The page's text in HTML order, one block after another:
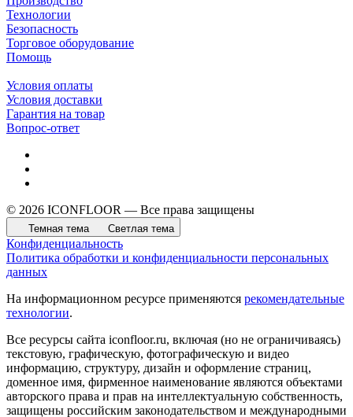
Технологии
Безопасность
Торговое оборудование
Помощь
Условия оплаты
Условия доставки
Гарантия на товар
Вопрос-ответ
© 2026 ICONFLOOR — Все права защищены
Темная тема Светлая тема
Конфиденциальность
Политика обработки и конфиденциальности персональных
данных
На информационном ресурсе применяются рекомендательные
технологии.
Все ресурсы сайта iconfloor.ru, включая (но не ограничиваясь)
текстовую, графическую, фотографическую и видео
информацию, структуру, дизайн и оформление страниц,
доменное имя, фирменное наименование являются объектами
авторского права и прав на интеллектуальную собственность,
защищены российским законодательством и международными